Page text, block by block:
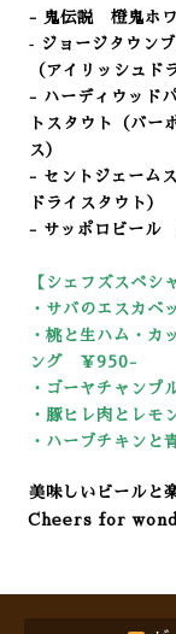
- 鬼伝説 橙鬼ホワ
‐ ジョージタウン
（アイリッシュド
- ハーディウッド
トスタウト（バー
ス）
- セントジェーム
ドライスタウト）
- サッポロビール
【シェフズスペシ
・サバのエスカ
・桃と生ハム・
ング ￥950-
・ゴーヤチャン
・豚ヒレ肉とレ
・ハーブチキン
美味しいビールと
Cheers for